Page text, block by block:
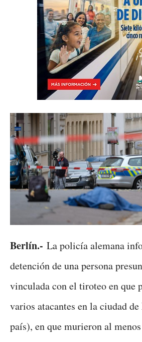
Berlín.- La policía alemana
detención de una persona
vinculada con el tiroteo en que
varios atacantes en la ciudad
país), en que murieron al